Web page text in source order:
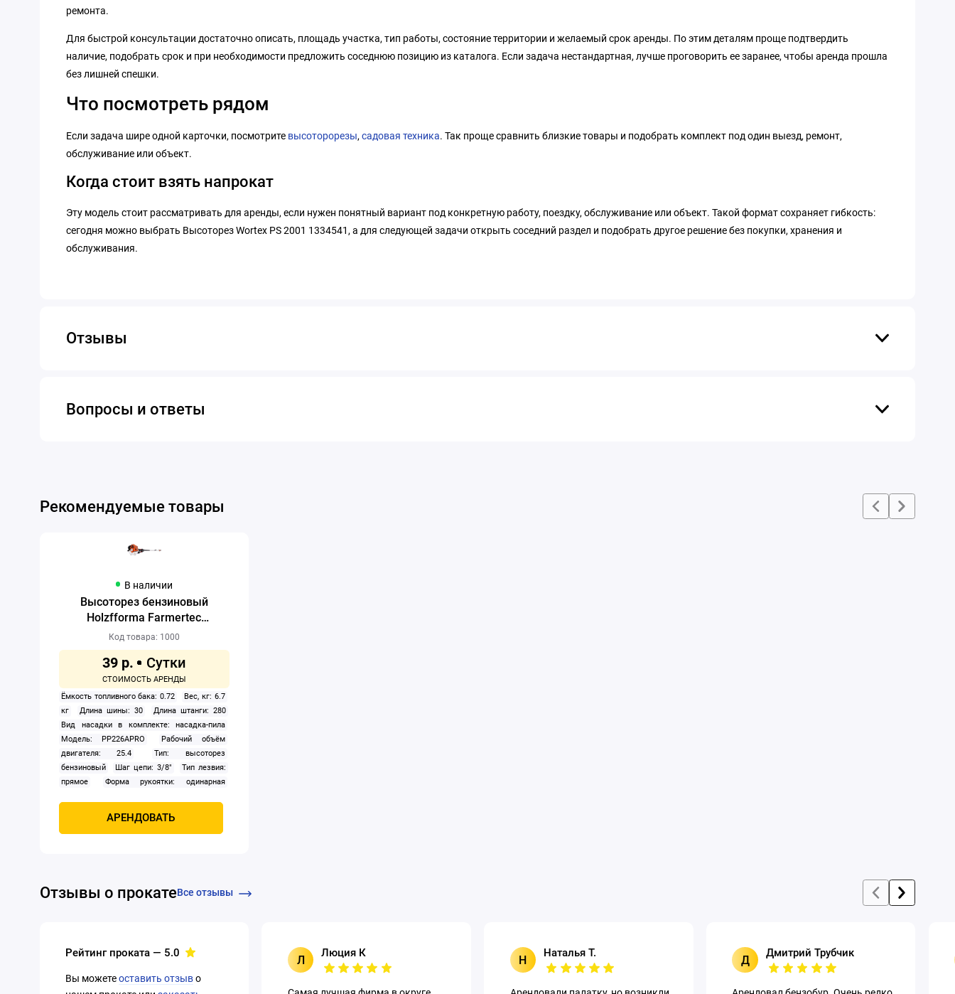
ремонта.
Для быстрой консультации достаточно описать, площадь участка, тип работы, состояние территории и желаемый срок аренды. По этим деталям проще подтвердить
наличие, подобрать срок и при необходимости предложить соседнюю позицию из каталога. Если задача нестандартная, лучше проговорить ее заранее, чтобы аренда прошла
без лишней спешки.
Что посмотреть рядом
Если задача шире одной карточки, посмотрите высоторорезы, садовая техника. Так проще сравнить близкие товары и подобрать комплект под один выезд, ремонт,
обслуживание или объект.
Когда стоит взять напрокат
Эту модель стоит рассматривать для аренды, если нужен понятный вариант под конкретную работу, поездку, обслуживание или объект. Такой формат сохраняет гибкость:
сегодня можно выбрать Высоторез Wortex PS 2001 1334541, а для следующей задачи открыть соседний раздел и подобрать другое решение без покупки, хранения и
обслуживания.
Отзывы
Вопросы и ответы
Рекомендуемые товары
В наличии
Высоторез бензиновый
Holzfforma Farmertec
PP226APRO
Код товара: 1000
39 р.
Ёмкость топливного бака: 0.72
Вес, кг: 6.7
кг
Длина шины: 30
Длина штанги: 280
Вид насадки в комплекте: насадка-пила
Модель: PP226APRO
Рабочий объём
двигателя: 25.4
Тип: высоторез
бензиновый
Шаг цепи: 3/8"
Тип лезвия:
прямое
Форма рукоятки: одинарная
АРЕНДОВАТЬ
Отзывы о прокатеВсе отзывы
Рейтинг проката — 5.0
Вы можетеоставить отзыво
Л
Люция К
Н
Наталья Т.
Д
Дмитрий Трубчик